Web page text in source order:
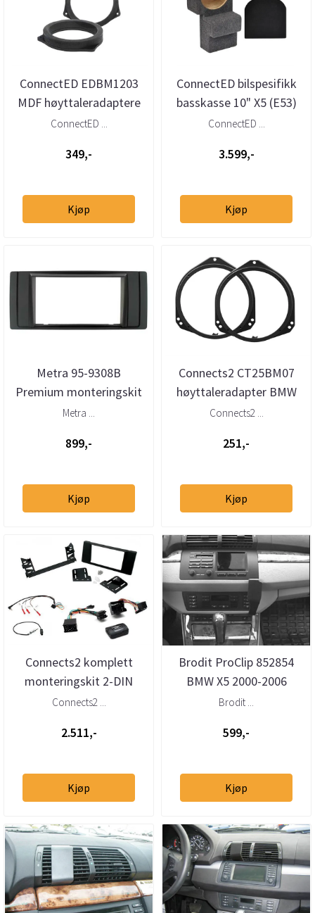
ConnectED EDBM1203
MDF høyttaleradaptere
BMW X5 (E53) (2000 -
ConnectED ...
349,-
Kjøp
ConnectED bilspesifikk
basskasse 10" X5 (E53)
(2000 - 2006)
ConnectED ...
3.599,-
Kjøp
Metra 95-9308B
Premium monteringskit
2-DIN X5 2000-2006 RR
Metra ...
899,-
Kjøp
Connects2 CT25BM07
høyttaleradapter BMW
X5 (E53) 165mm
Connects2 ...
251,-
Kjøp
Connects2 komplett
monteringskit 2-DIN
BMW X5 (2000 - 2006)
Connects2 ...
2.511,-
Kjøp
Brodit ProClip 852854
BMW X5 2000-2006
Vinklet
Brodit ...
599,-
Kjøp